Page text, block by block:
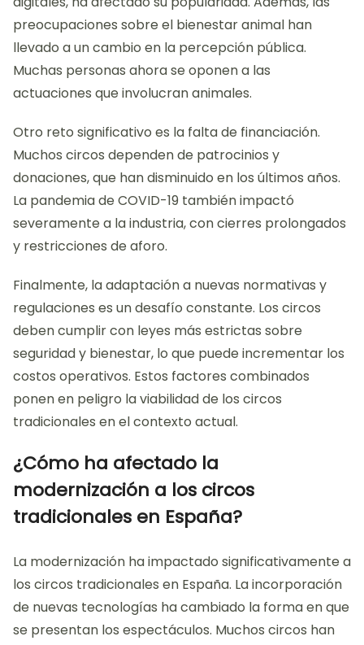
preocupaciones sobre el bienestar animal han
llevado a un cambio en la percepción pública.
Muchas personas ahora se oponen a las
actuaciones que involucran animales.
Otro reto significativo es la falta de financiación.
Muchos circos dependen de patrocinios y
donaciones, que han disminuido en los últimos años.
La pandemia de COVID-19 también impactó
severamente a la industria, con cierres prolongados
y restricciones de aforo.
Finalmente, la adaptación a nuevas normativas y
regulaciones es un desafío constante. Los circos
deben cumplir con leyes más estrictas sobre
seguridad y bienestar, lo que puede incrementar los
costos operativos. Estos factores combinados
ponen en peligro la viabilidad de los circos
tradicionales en el contexto actual.
¿Cómo ha afectado la
modernización a los circos
tradicionales en España?
La modernización ha impactado significativamente a
los circos tradicionales en España. La incorporación
de nuevas tecnologías ha cambiado la forma en que
se presentan los espectáculos. Muchos circos han